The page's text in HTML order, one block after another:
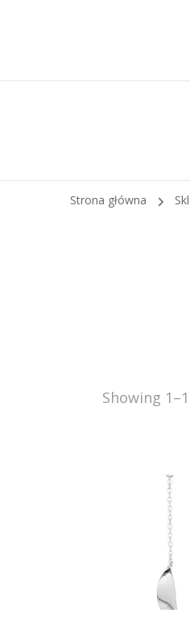
Strona główna
Showing